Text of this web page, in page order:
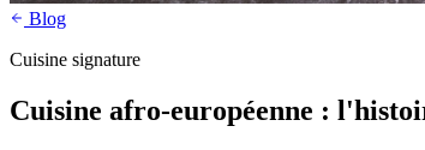
Blog
Cuisine signature
Cuisine afro-européenne :